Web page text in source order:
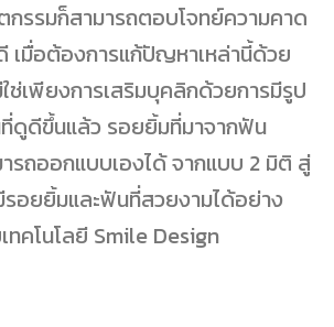
รรมก็สามารถตอบโจทย์ความคาด
เมื่อต้องการแก้ปัญหาเหล่านี้ด้วย
ใช่เพียงการเสริมบุคลิกด้วยการมีรูป
ดูดีขึ้นแล้ว รอยยิ้มที่มาจากฟัน
รถออกแบบเองได้ จากแบบ 2 มิติ สู่
อยยิ้มและฟันที่สวยงามได้อย่าง
คโนโลยี Smile Design